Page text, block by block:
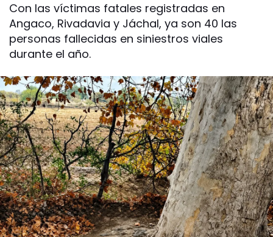
Con las víctimas fatales registradas en
Angaco, Rivadavia y Jáchal, ya son 40 las
personas fallecidas en siniestros viales
durante el año.